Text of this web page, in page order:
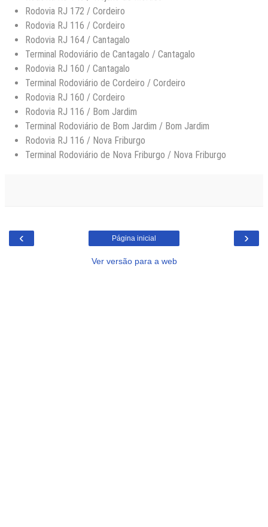
Rodovia RJ 172 / Cordeiro
Rodovia RJ 116 / Cordeiro
Rodovia RJ 164 / Cantagalo
Terminal Rodoviário de Cantagalo / Cantagalo
Rodovia RJ 160 / Cantagalo
Terminal Rodoviário de Cordeiro / Cordeiro
Rodovia RJ 160 / Cordeiro
Rodovia RJ 116 / Bom Jardim
Terminal Rodoviário de Bom Jardim / Bom Jardim
Rodovia RJ 116 / Nova Friburgo
Terminal Rodoviário de Nova Friburgo / Nova Friburgo
‹ ›
Página inicial
Ver versão para a web